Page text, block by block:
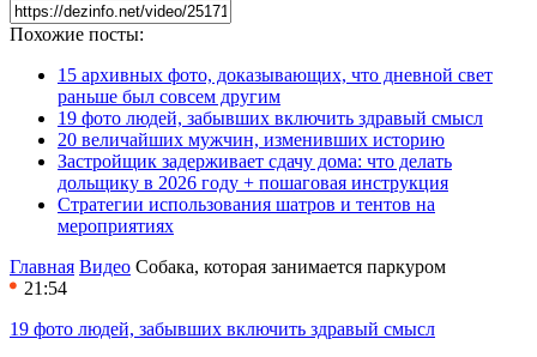
Похожие посты:
15 архивных фото, доказывающих, что дневной свет
раньше был совсем другим
19 фото людей, забывших включить здравый смысл
20 величайших мужчин, изменивших историю
Застройщик задерживает сдачу дома: что делать
дольщику в 2026 году + пошаговая инструкция
Стратегии использования шатров и тентов на
мероприятиях
Главная Видео Собака, которая занимается паркуром
21:54
19 фото людей, забывших включить здравый смысл